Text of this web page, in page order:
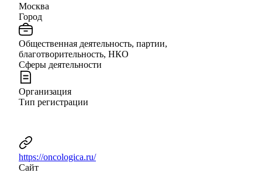
Москва
Город
Общественная деятельность, партии,
благотворительность, НКО
Сферы деятельности
Организация
Тип регистрации
https://oncologica.ru/
Сайт